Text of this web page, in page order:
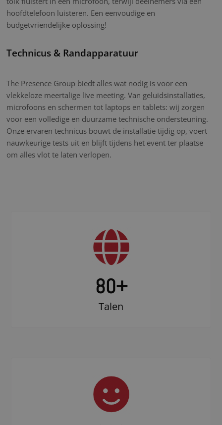
hoofdtelefoon luisteren. Een eenvoudige en
budgetvriendelijke oplossing!
Technicus & Randapparatuur
The Presence Group biedt alles wat nodig is voor een
vlekkeloze meertalige live meeting. Van geluidsinstallaties,
microfoons en schermen tot laptops en tablets: wij zorgen
voor een volledige en duurzame technische ondersteuning.
Onze ervaren technicus bouwt de installatie tijdig op, voert
nauwkeurige tests uit en blijft tijdens het event ter plaatse
om alles vlot te laten verlopen.
80+
Talen